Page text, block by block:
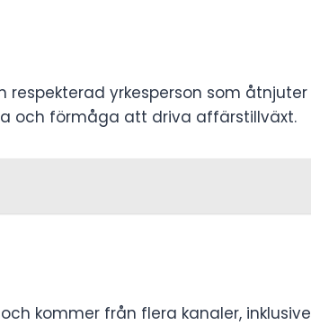
respekterad yrkesperson som åtnjuter
och förmåga att driva affärstillväxt.
kommer från flera kanaler, inklusive